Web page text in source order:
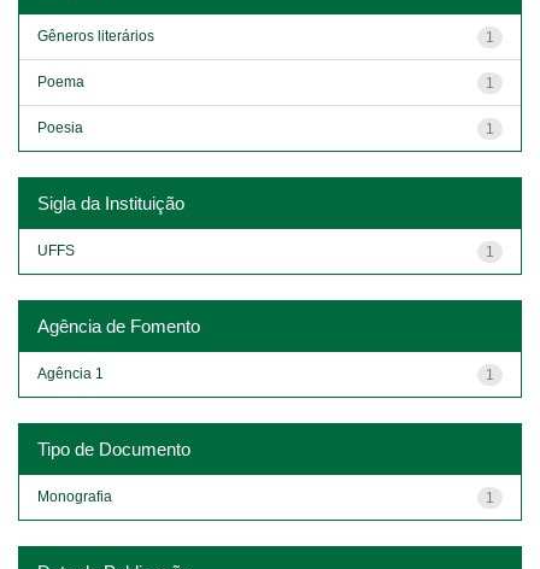
1
Gêneros literários
1
Poema
1
Poesia
Sigla da Instituição
1
UFFS
Agência de Fomento
1
Agência 1
Tipo de Documento
1
Monografia